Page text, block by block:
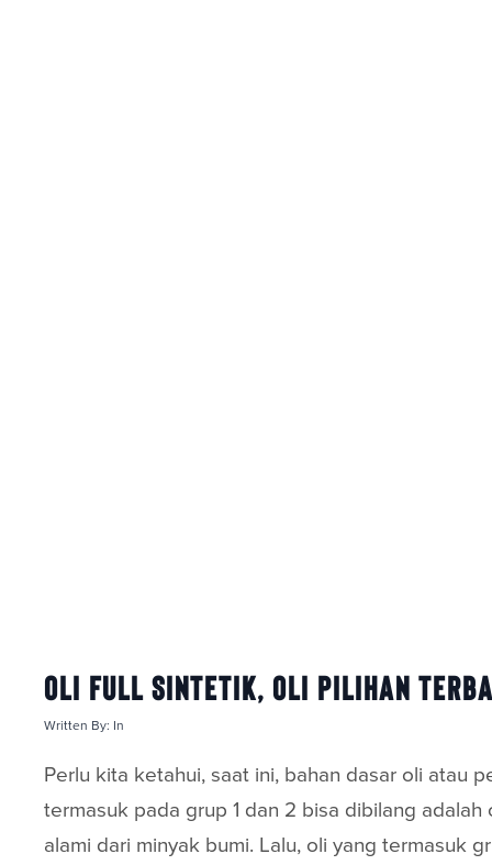
Oli Full Sintetik, Oli Pilihan
Written By: In
Perlu kita ketahui, saat ini, bahan dasar oli atau
termasuk pada grup 1 dan 2 bisa dibilang
alami dari minyak bumi. Lalu, oli yang termasuk